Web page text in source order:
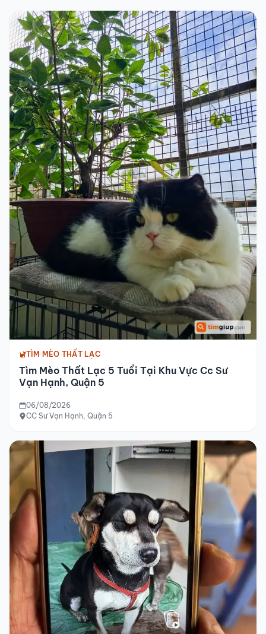
TÌM MÈO THẤT LẠC
Tìm Mèo Thất Lạc 5 Tuổi Tại Khu Vực Cc Sư
Vạn Hạnh, Quận 5
06/08/2026
CC Sư Vạn Hạnh, Quận 5